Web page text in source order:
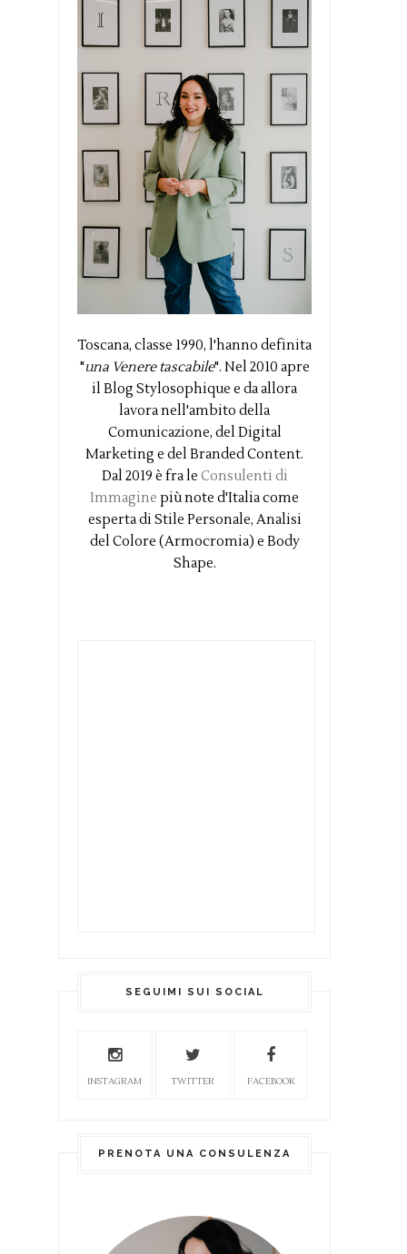
Toscana, classe 1990, l'hanno definita
"una Venere tascabile". Nel 2010 apre
il Blog Stylosophique e da allora
lavora nell'ambito della
Comunicazione, del Digital
Marketing e del Branded Content.
Dal 2019 è fra le Consulenti di
Immagine più note d'Italia come
esperta di Stile Personale, Analisi
del Colore (Armocromia) e Body
Shape.
SEGUIMI SUI SOCIAL
INSTAGRAM TWITTER FACEBOOK
PRENOTA UNA CONSULENZA